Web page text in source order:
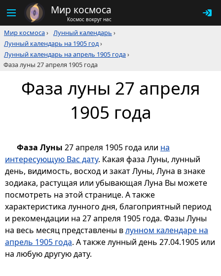
Мир космоса
Космос вокруг нас
Мир космоса› Лунный календарь ›
Лунный календарь на 1905 год›
Лунный календарь на апрель 1905 года›
Фаза луны 27 апреля 1905 года
Фаза луны 27 апреля
1905 года
Фаза Луны 27 апреля 1905 года или на
интересующую Вас дату. Какая фаза Луны, лунный
день, видимость, восход и закат Луны, Луна в знаке
зодиака, растущая или убывающая Луна Вы можете
посмотреть на этой странице. А также
характеристика лунного дня, благоприятный период
и рекомендации на 27 апреля 1905 года. Фазы Луны
на весь месяц представлены влунном календаре на
апрель 1905 года. А также лунный день 27.04.1905 или
на любую другую дату.